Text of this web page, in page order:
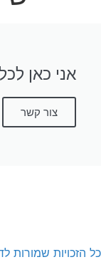
אני כאן
צור קשר
כל הזכויות שמורות